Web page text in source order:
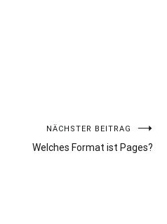
NÄCHSTER BEITRAG
Welches Format ist Pages?